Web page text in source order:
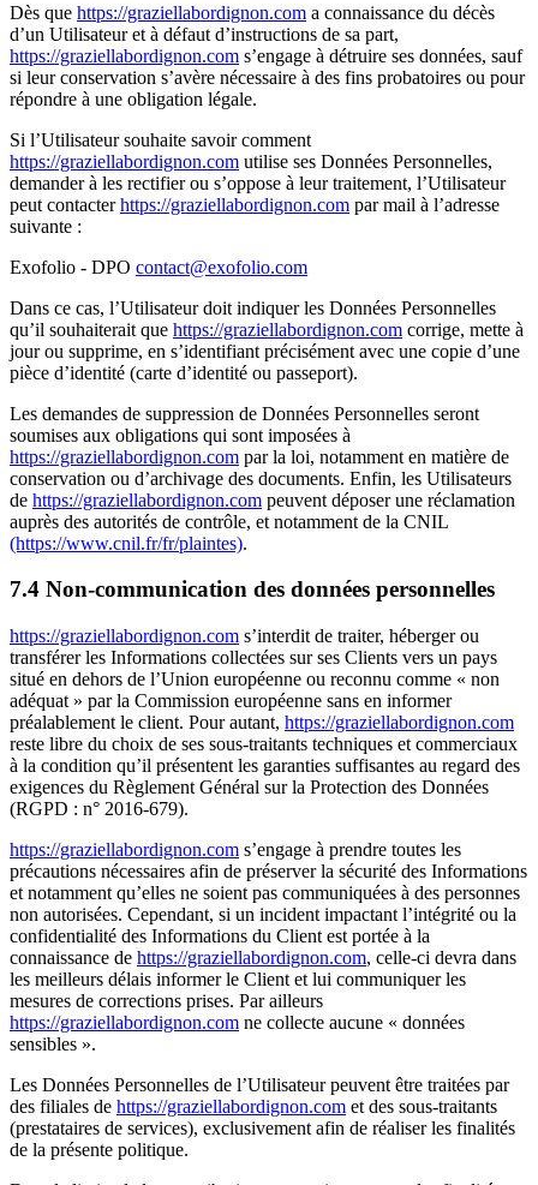
Dès que https://graziellabordignon.com a connaissance du décès
d’un Utilisateur et à défaut d’instructions de sa part,
https://graziellabordignon.com s’engage à détruire ses données, sauf
si leur conservation s’avère nécessaire à des fins probatoires ou pour
répondre à une obligation légale.
Si l’Utilisateur souhaite savoir comment
https://graziellabordignon.com utilise ses Données Personnelles,
demander à les rectifier ou s’oppose à leur traitement, l’Utilisateur
peut contacterhttps://graziellabordignon.com par mail à l’adresse
suivante :
Exofolio - DPO contact@exofolio.com
Dans ce cas, l’Utilisateur doit indiquer les Données Personnelles
qu’il souhaiterait que https://graziellabordignon.com corrige, mette à
jour ou supprime, en s’identifiant précisément avec une copie d’une
pièce d’identité (carte d’identité ou passeport).
Les demandes de suppression de Données Personnelles seront
soumises aux obligations qui sont imposées à
https://graziellabordignon.com par la loi, notamment en matière de
conservation ou d’archivage des documents. Enfin, les Utilisateurs
de https://graziellabordignon.com peuvent déposer une réclamation
auprès des autorités de contrôle, et notamment de la CNIL
(https://www.cnil.fr/fr/plaintes).
7.4 Non-communication des données personnelles
https://graziellabordignon.com s’interdit de traiter, héberger ou
transférer les Informations collectées sur ses Clients vers un pays
situé en dehors de l’Union européenne ou reconnu comme « non
adéquat » par la Commission européenne sans en informer
préalablement le client. Pour autant, https://graziellabordignon.com
reste libre du choix de ses sous-traitants techniques et commerciaux
à la condition qu’il présentent les garanties suffisantes au regard des
exigences du Règlement Général sur la Protection des Données
(RGPD : n° 2016-679).
https://graziellabordignon.com s’engage à prendre toutes les
précautions nécessaires afin de préserver la sécurité des Informations
et notamment qu’elles ne soient pas communiquées à des personnes
non autorisées. Cependant, si un incident impactant l’intégrité ou la
confidentialité des Informations du Client est portée à la
connaissance de https://graziellabordignon.com, celle-ci devra dans
les meilleurs délais informer le Client et lui communiquer les
mesures de corrections prises. Par ailleurs
https://graziellabordignon.com ne collecte aucune « données
sensibles ».
Les Données Personnelles de l’Utilisateur peuvent être traitées par
des filiales de https://graziellabordignon.com et des sous-traitants
(prestataires de services), exclusivement afin de réaliser les finalités
de la présente politique.